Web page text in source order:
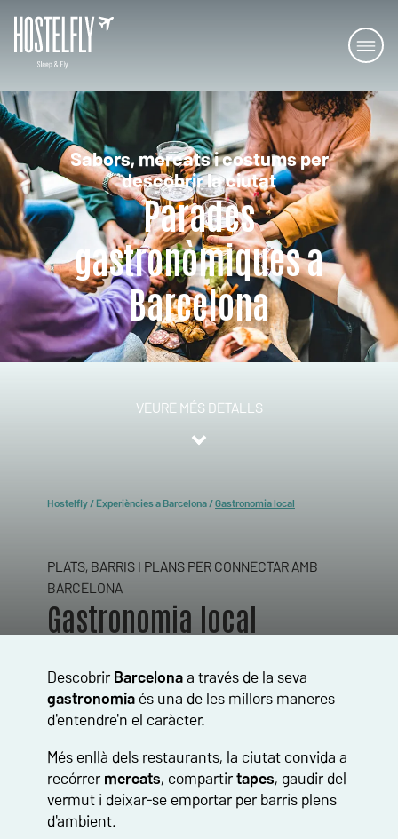
Sabors, mercats i costums per
descobrir la ciutat
Parades
gastronòmiques a
Barcelona
VEURE MÉS DETALLS
Hostelfly/Experiències a Barcelona/Gastronomia local
PLATS, BARRIS I PLANS PER CONNECTAR AMB
BARCELONA
Gastronomia local
Descobrir Barcelonaa través de la seva
gastronomia és una de les millors maneres
d'entendre'n el caràcter.
Més enllà dels restaurants, la ciutat convida a
recórrer mercats, compartirtapes, gaudir del
vermut i deixar-se emportar per barris plens
d'ambient.